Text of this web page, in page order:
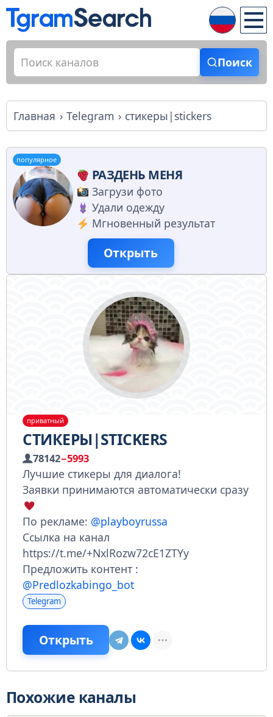
Поиск
Главная Telegram стикеры|stickers
популярное
РАЗДЕНЬ МЕНЯ
Загрузи фото
Удали одежду
Мгновенный результат
Открыть
приватный
СТИКЕРЫ|STICKERS
78142−5993
Лучшие стикеры для диалога!
Заявки принимаются автоматически сразу
По рекламе: @playboyrussa
Ссылка на канал
https://t.me/+NxlRozw72cE1ZTYy
Предложить контент :
@Predlozkabingo_bot
Telegram
Открыть
Похожие каналы